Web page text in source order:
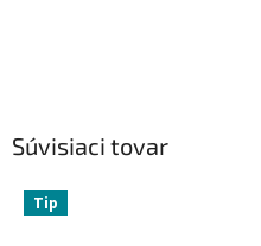
Súvisiaci tovar
Tip